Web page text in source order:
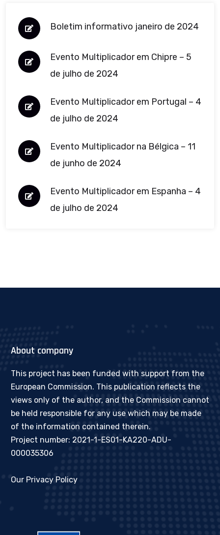
Boletim informativo janeiro de 2024
Evento Multiplicador em Chipre – 5
de julho de 2024
Evento Multiplicador em Portugal – 4
de julho de 2024
Evento Multiplicador na Bélgica – 11
de junho de 2024
Evento Multiplicador em Espanha – 4
de julho de 2024
About company
This project has been funded with support from the
European Commission. This publication reflects the
views only of the author, and the Commission cannot
be held responsible for any use which may be made
of the information contained therein.
Project number: 2021-1-ES01-KA220-ADU-
000035306
Our Privacy Policy